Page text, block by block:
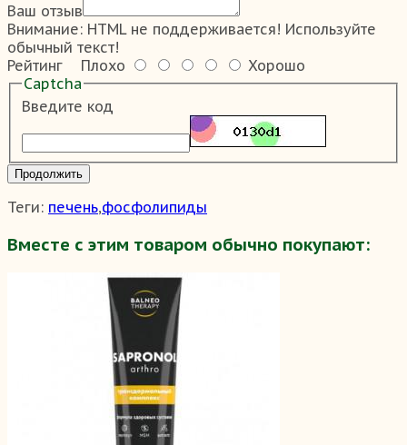
Ваш отзыв
Внимание: HTML не поддерживается! Используйте
обычный текст!
Рейтинг Плохо
Хорошо
Captcha
Введите код
Продолжить
Теги: печень,фосфолипиды
Вместе с этим товаром обычно покупают: